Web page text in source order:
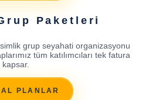
Paketleri
grup seyahati organizasyonu
tüm katılımcıları tek fatura
kapsar.
PLANLAR